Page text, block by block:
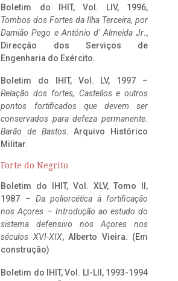
Boletim do IHIT, Vol. LIV, 1996,
Tombos dos Fortes da Ilha Terceira, por
Damião Pego e António d’ Almeida Jr.,
Direcção dos Serviços de
Engenharia do Exército.
Boletim do IHIT, Vol. LV, 1997 –
Relação dos fortes, Castellos e outros
pontos fortificados que devem ser
conservados para defeza permanente.
Barão de Bastos. Arquivo Histórico
Militar.
Forte do Negrito
Boletim do IHIT, Vol. XLV, Tomo II,
1987 – Da poliorcética à fortificação
nos Açores – Introdução ao estudo do
sistema defensivo nos Açores nos
séculos XVI-XIX, Alberto Vieira. (Em
construção)
Boletim do IHIT, Vol. LI-LII, 1993-1994